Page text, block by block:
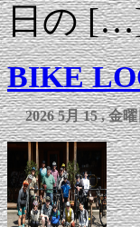
日の
BIKE
2026 5月 15 , 金